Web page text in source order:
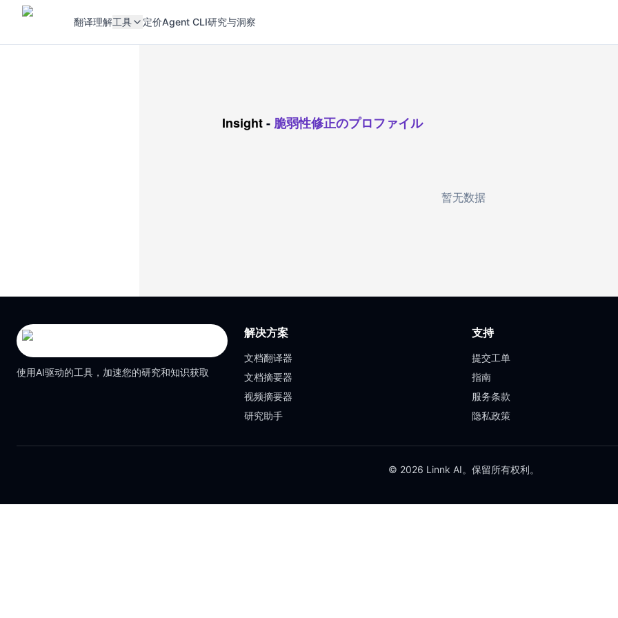
翻译理解工具 定价Agent CLI研究与洞察
Insight- 脆弱性修正のプロファイル
暂无数据
使用AI驱动的工具，加速您的研究和知识获取
解决方案
文档翻译器
文档摘要器
视频摘要器
研究助手
支持
提交工单
指南
服务条款
隐私政策
© 2026 Linnk AI。保留所有权利。